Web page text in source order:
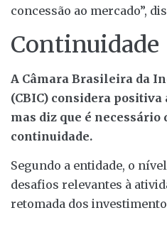
concessão ao mercado”,
Continuidade
A Câmara Brasileira da
(CBIC) considera positiva
mas diz que é
continuidade.
Segundo a entidade, o
desafios relevantes à
retomada dos